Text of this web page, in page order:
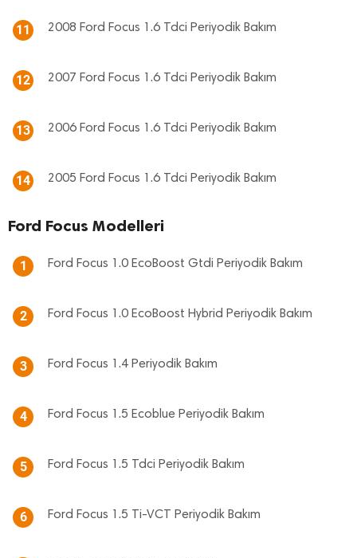
11 2008 Ford Focus 1.6 Tdci Periyodik Bakım
12 2007 Ford Focus 1.6 Tdci Periyodik Bakım
13 2006 Ford Focus 1.6 Tdci Periyodik Bakım
14 2005 Ford Focus 1.6 Tdci Periyodik Bakım
Ford Focus Modelleri
1 Ford Focus 1.0 EcoBoost Gtdi Periyodik Bakım
2 Ford Focus 1.0 EcoBoost Hybrid Periyodik Bakım
3 Ford Focus 1.4 Periyodik Bakım
4 Ford Focus 1.5 Ecoblue Periyodik Bakım
5 Ford Focus 1.5 Tdci Periyodik Bakım
6 Ford Focus 1.5 Ti-VCT Periyodik Bakım